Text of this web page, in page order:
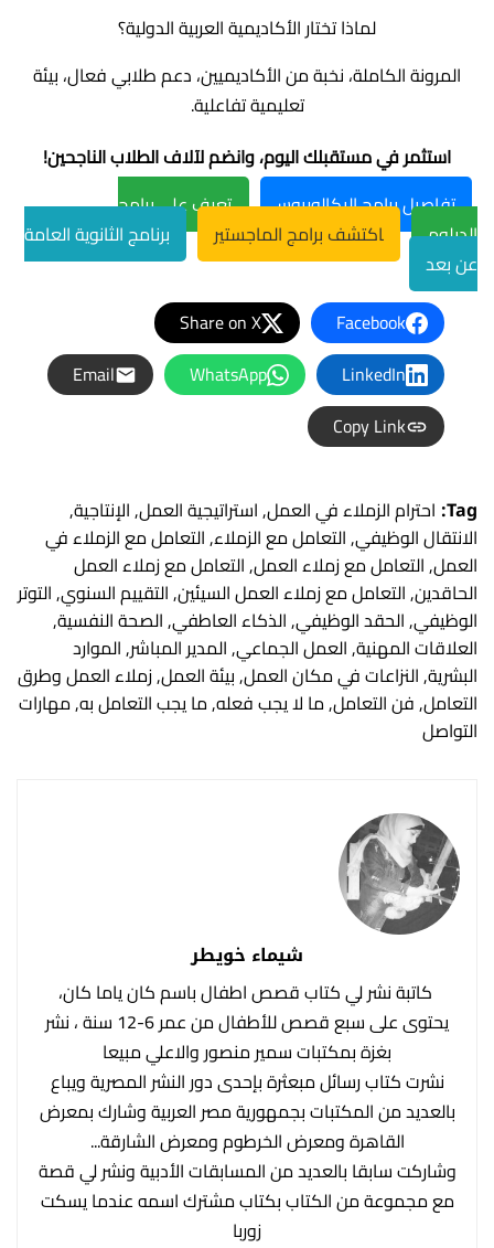
لماذا تختار الأكاديمية العربية الدولية؟
المرونة الكاملة، نخبة من الأكاديميين، دعم طلابي فعال، بيئة
تعليمية تفاعلية.
استثمر في مستقبلك اليوم، وانضم لآلاف الطلاب الناجحين!
تفاصيل برامج البكالوريوس
تعرف على برامج
الدبلوم
اكتشف برامج الماجستير
برنامج الثانوية العامة
عن بعد
Facebook
Share on X
LinkedIn
WhatsApp
Email
Copy Link
Tag: احترام الزملاء في العمل,استراتيجية العمل,الإنتاجية,
الانتقال الوظيفي,التعامل مع الزملاء,التعامل مع الزملاء في
العمل,التعامل مع زملاء العمل,التعامل مع زملاء العمل
الحاقدين,التعامل مع زملاء العمل السيئين,التقييم السنوي,التوتر
الوظيفي,الحقد الوظيفي,الذكاء العاطفي,الصحة النفسية,
العلاقات المهنية,العمل الجماعي,المدير المباشر,الموارد
البشرية,النزاعات في مكان العمل,بيئة العمل,زملاء العمل وطرق
التعامل,فن التعامل,ما لا يجب فعله,ما يجب التعامل به,مهارات
التواصل
شيماء خويطر
‏‎ كاتبة ‏‎نشر لي كتاب قصص اطفال باسم كان ياما كان،
يحتوى على سبع قصص للأطفال من عمر 6-12 سنة ، نشر
بغزة بمكتبات سمير منصور والاعلي مبيعا
‏‎نشرت كتاب رسائل مبعثرة بإحدى دور النشر المصرية ويباع
بالعديد من المكتبات بجمهورية مصر العربية وشارك بمعرض
القاهرة ومعرض الخرطوم ومعرض الشارقة...
‏‎وشاركت سابقا بالعديد من المسابقات الأدبية ونشر لي قصة
مع مجموعة من الكتاب بكتاب مشترك اسمه عندما يسكت
زوربا